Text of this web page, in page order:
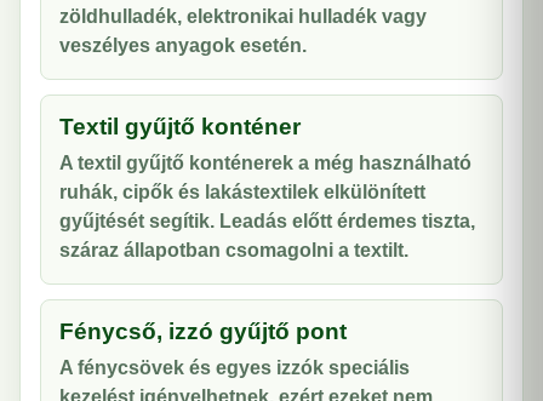
zöldhulladék, elektronikai hulladék vagy
veszélyes anyagok esetén.
Textil gyűjtő konténer
A textil gyűjtő konténerek a még használható
ruhák, cipők és lakástextilek elkülönített
gyűjtését segítik. Leadás előtt érdemes tiszta,
száraz állapotban csomagolni a textilt.
Fénycső, izzó gyűjtő pont
A fénycsövek és egyes izzók speciális
kezelést igényelhetnek, ezért ezeket nem